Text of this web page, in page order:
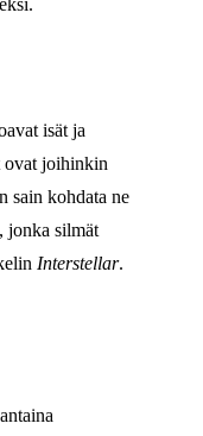
isät ja
ovat joihinkin
sain kohdata ne
jonka silmät
Interstellar.